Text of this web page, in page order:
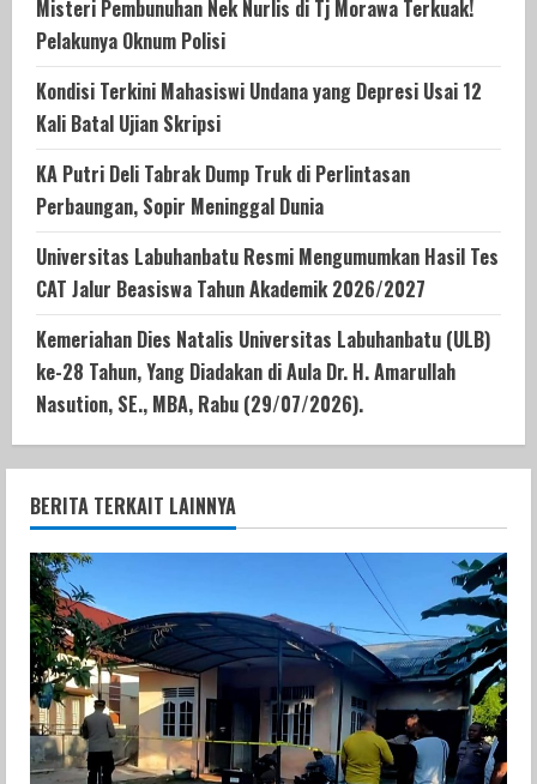
Misteri Pembunuhan Nek Nurlis di Tj Morawa Terkuak!
Pelakunya Oknum Polisi
Kondisi Terkini Mahasiswi Undana yang Depresi Usai 12
Kali Batal Ujian Skripsi
KA Putri Deli Tabrak Dump Truk di Perlintasan
Perbaungan, Sopir Meninggal Dunia
Universitas Labuhanbatu Resmi Mengumumkan Hasil Tes
CAT Jalur Beasiswa Tahun Akademik 2026/2027
Kemeriahan Dies Natalis Universitas Labuhanbatu (ULB)
ke-28 Tahun, Yang Diadakan di Aula Dr. H. Amarullah
Nasution, SE., MBA, Rabu (29/07/2026).
BERITA TERKAIT LAINNYA